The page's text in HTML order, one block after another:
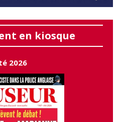
en kiosque
2026